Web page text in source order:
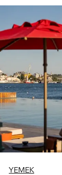
(savoir-faire)
YEMEK